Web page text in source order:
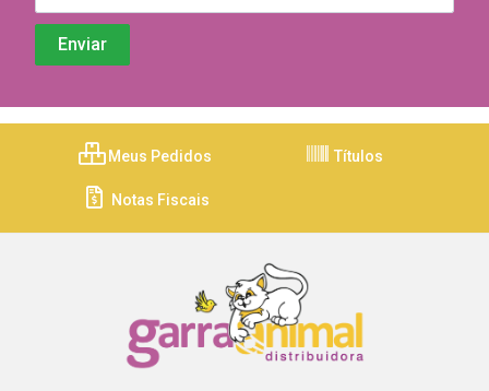
Meus Pedidos Títulos
Notas Fiscais